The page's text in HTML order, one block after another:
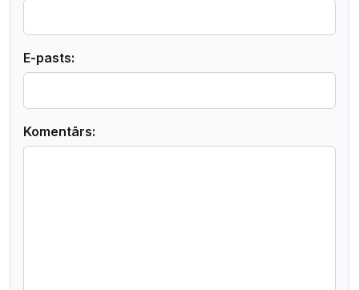
E-pasts:
Komentārs: